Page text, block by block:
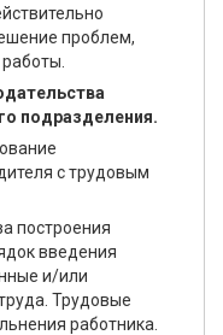
проблем,
подразделения.
с трудовым
построения
введения
и/или
Трудовые
работника.